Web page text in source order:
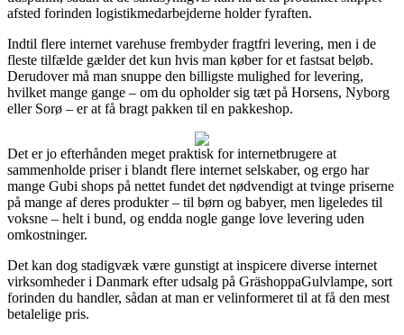
afsted forinden logistikmedarbejderne holder fyraften.
Indtil flere internet varehuse frembyder fragtfri levering, men i de
fleste tilfælde gælder det kun hvis man køber for et fastsat beløb.
Derudover må man snuppe den billigste mulighed for levering,
hvilket mange gange – om du opholder sig tæt på Horsens, Nyborg
eller Sorø – er at få bragt pakken til en pakkeshop.
Det er jo efterhånden meget praktisk for internetbrugere at
sammenholde priser i blandt flere internet selskaber, og ergo har
mange Gubi shops på nettet fundet det nødvendigt at tvinge priserne
på mange af deres produkter – til børn og babyer, men ligeledes til
voksne – helt i bund, og endda nogle gange love levering uden
omkostninger.
Det kan dog stadigvæk være gunstigt at inspicere diverse internet
virksomheder i Danmark efter udsalg på GräshoppaGulvlampe, sort
forinden du handler, sådan at man er velinformeret til at få den mest
betalelige pris.